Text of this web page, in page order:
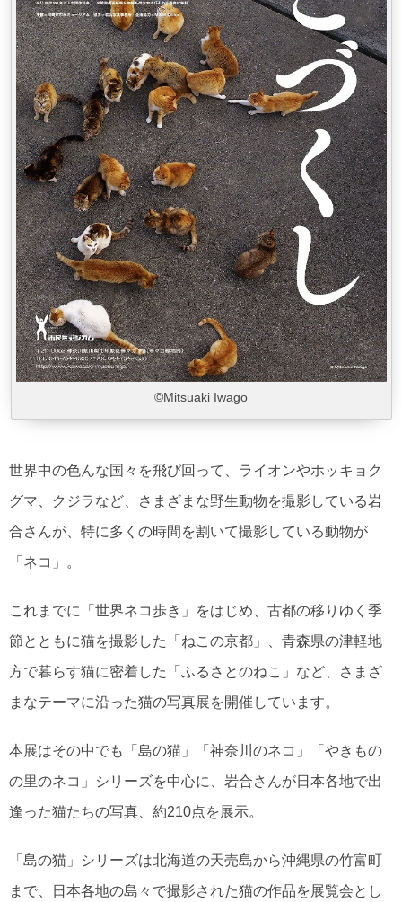
©Mitsuaki Iwago
世界中の色んな国々を飛び回って、ライオンやホッキョク
グマ、クジラなど、さまざまな野生動物を撮影している岩
合さんが、特に多くの時間を割いて撮影している動物が
「ネコ」。
これまでに「世界ネコ歩き」をはじめ、古都の移りゆく季
節とともに猫を撮影した「ねこの京都」、青森県の津軽地
方で暮らす猫に密着した「ふるさとのねこ」など、さまざ
まなテーマに沿った猫の写真展を開催しています。
本展はその中でも「島の猫」「神奈川のネコ」「やきもの
の里のネコ」シリーズを中心に、岩合さんが日本各地で出
逢った猫たちの写真、約210点を展示。
「島の猫」シリーズは北海道の天売島から沖縄県の竹富町
まで、日本各地の島々で撮影された猫の作品を展覧会とし